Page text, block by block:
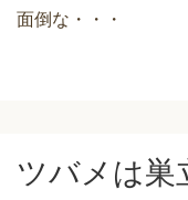
面倒な・・・
ツバメは巣